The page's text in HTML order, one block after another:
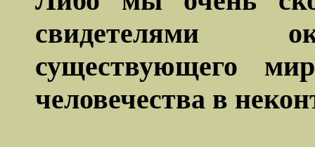
свидетелями
существующего
человечества в